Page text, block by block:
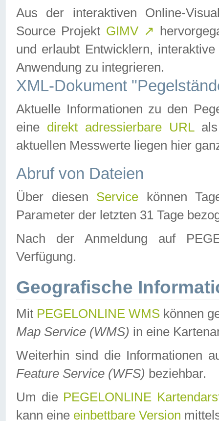
Aus der interaktiven Online-
Source Projekt GIMV ↗
und erlaubt Entwicklern,
Anwendung zu integrieren.
XML-Dokument
Aktuelle Informationen zu den
eine direkt adressierbare URLals
aktuellen Messwerte liegen hier
Abruf von Dateien
Über diesen Service können
Parameter der letzten 31 Tage
Nach der Anmeldung auf
Verfügung.
Geografische
Mit PEGELONLINE WMS können
Map Service (WMS) in eine
Weiterhin sind die Informationen
Feature Service (WFS) beziehbar.
Um die PEGELONLINE
kann eine einbettbare Version